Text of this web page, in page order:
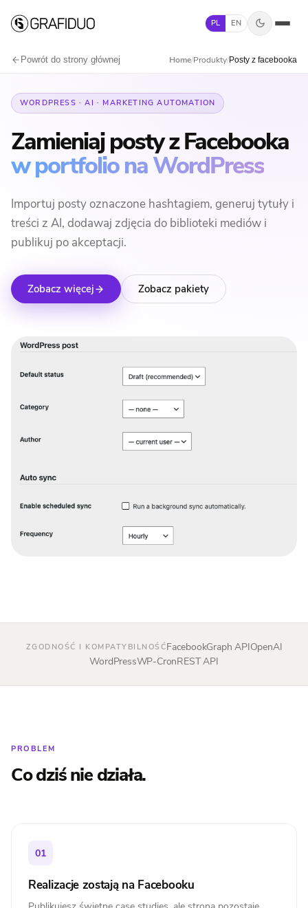
PL EN
Powrót do strony głównej Home/Produkty/Posty z facebooka
WORDPRESS · AI · MARKETING AUTOMATION
Zamieniaj posty z Facebooka
w portfolio na WordPress
Importuj posty oznaczone hashtagiem, generuj tytuły i
treści z AI, dodawaj zdjęcia do biblioteki mediów i
publikuj po akceptacji.
Zobacz więcej Zobacz pakiety
ZGODNOŚĆ I KOMPATYBILNOŚĆFacebookGraph APIOpenAI
WordPressWP-CronREST API
PROBLEM
Co dziś nie działa.
01
Realizacje zostają na Facebooku